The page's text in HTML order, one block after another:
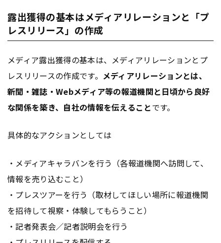
露出獲得の基本はメディアリレーションと「プ
レスリリース」の作成
メディア露出獲得の基本は、メディアリレーションとプ
レスリリースの作成です。 メディアリレーションとは、
新聞・雑誌・Webメディア等の報道機関と日頃から良好
な関係を築き、自社の情報を伝えることです。
具体的なアクションとしては
・メディアキャラバンを行う（各報道機関へ訪問して、
情報を売り込むこと）
・プレスツアーを行う（取材してほしい場所に報道機関
を招待して視察・体験してもらうこと）
・記者発表会／記者説明会を行う